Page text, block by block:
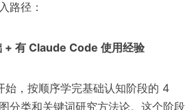
路径：
+ 有 Claude Code 使用经验
始，按顺序学完基础认知阶段的 4
分类和关键词研究方法论。这个阶段